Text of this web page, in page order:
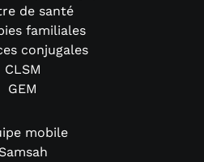
de santé
familiales
conjugales
CLSM
GEM
mobile
Samsah